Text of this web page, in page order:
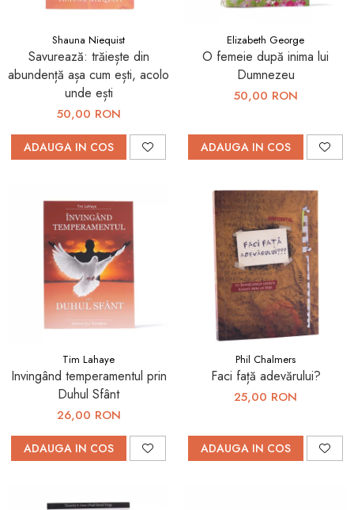
Shauna Niequist
Savurează: trăiește din
abundență așa cum ești, acolo
unde ești
50,00 RON
ADAUGA IN COS
Elizabeth George
O femeie după inima lui
Dumnezeu
50,00 RON
ADAUGA IN COS
Tim Lahaye
Invingând temperamentul prin
Duhul Sfânt
26,00 RON
ADAUGA IN COS
Phil Chalmers
Faci față adevărului?
25,00 RON
ADAUGA IN COS